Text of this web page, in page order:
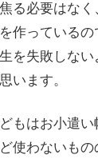
る必要はな
作っているの
を失敗しな
います。
もはお小遣
使わないも